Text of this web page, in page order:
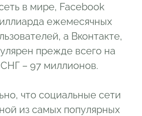
в мире, Facebook
ежемесячных
а Вконтакте,
прежде всего на
– 97 миллионов.
что социальные сети
из самых популярных